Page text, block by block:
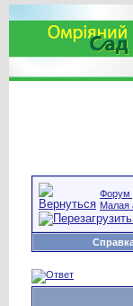
Форум
Малая